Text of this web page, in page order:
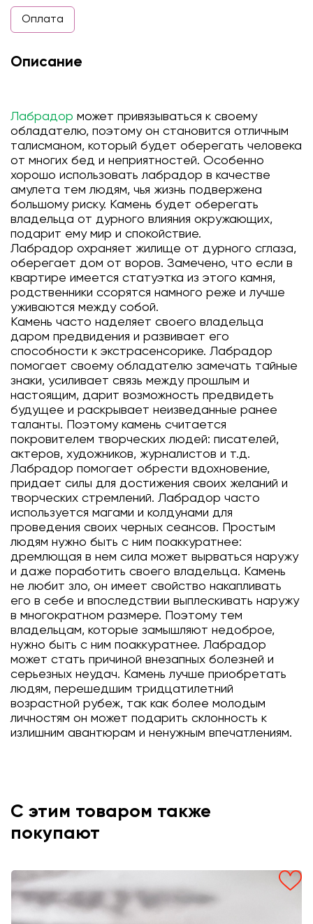
Оплата
Описание
Лабрадор может привязываться к своему
обладателю, поэтому он становится отличным
талисманом, который будет оберегать человека
от многих бед и неприятностей. Особенно
хорошо использовать лабрадор в качестве
амулета тем людям, чья жизнь подвержена
большому риску. Камень будет оберегать
владельца от дурного влияния окружающих,
подарит ему мир и спокойствие.
Лабрадор охраняет жилище от дурного сглаза,
оберегает дом от воров. Замечено, что если в
квартире имеется статуэтка из этого камня,
родственники ссорятся намного реже и лучше
уживаются между собой.
Камень часто наделяет своего владельца
даром предвидения и развивает его
способности к экстрасенсорике. Лабрадор
помогает своему обладателю замечать тайные
знаки, усиливает связь между прошлым и
настоящим, дарит возможность предвидеть
будущее и раскрывает неизведанные ранее
таланты. Поэтому камень считается
покровителем творческих людей: писателей,
актеров, художников, журналистов и т.д.
Лабрадор помогает обрести вдохновение,
придает силы для достижения своих желаний и
творческих стремлений. Лабрадор часто
используется магами и колдунами для
проведения своих черных сеансов. Простым
людям нужно быть с ним поаккуратнее:
дремлющая в нем сила может вырваться наружу
и даже поработить своего владельца. Камень
не любит зло, он имеет свойство накапливать
его в себе и впоследствии выплескивать наружу
в многократном размере. Поэтому тем
владельцам, которые замышляют недоброе,
нужно быть с ним поаккуратнее. Лабрадор
может стать причиной внезапных болезней и
серьезных неудач. Камень лучше приобретать
людям, перешедшим тридцатилетний
возрастной рубеж, так как более молодым
личностям он может подарить склонность к
излишним авантюрам и ненужным впечатлениям.
С этим товаром также
покупают